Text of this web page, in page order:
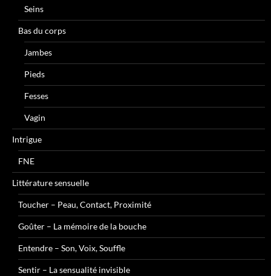
Seins
Bas du corps
Jambes
Pieds
Fesses
Vagin
Intrigue
FNE
Littérature sensuelle
Toucher – Peau, Contact, Proximité
Goûter – La mémoire de la bouche
Entendre – Son, Voix, Souffle
Sentir – La sensualité invisible